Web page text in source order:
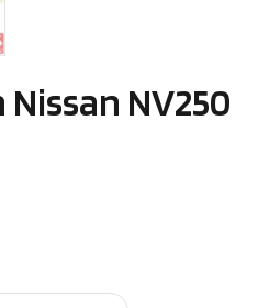
NV250